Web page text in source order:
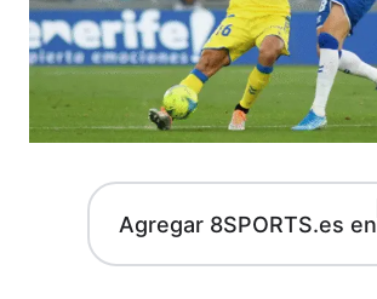
Agregar 8SPORTS.es en